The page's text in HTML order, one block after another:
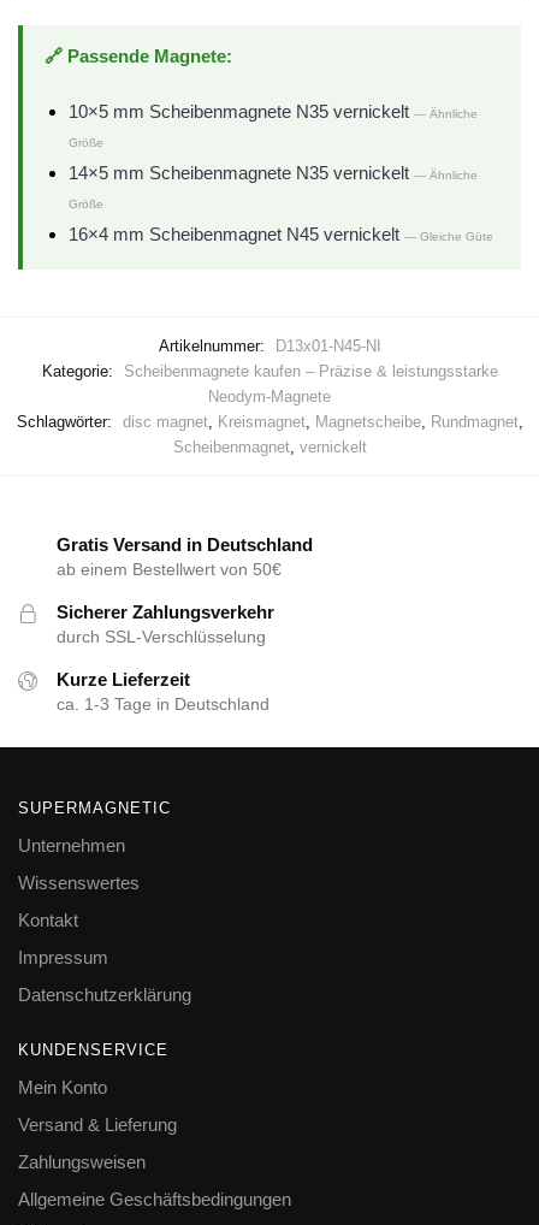
🔗 Passende Magnete:
10×5 mm Scheibenmagnete N35 vernickelt — Ähnliche
Größe
14×5 mm Scheibenmagnete N35 vernickelt — Ähnliche
Größe
16×4 mm Scheibenmagnet N45 vernickelt — Gleiche Güte
Artikelnummer:
D13x01-N45-NI
Kategorie:
Scheibenmagnete kaufen – Präzise & leistungsstarke
Neodym-Magnete
Schlagwörter:
disc magnet, Kreismagnet, Magnetscheibe, Rundmagnet,
Scheibenmagnet, vernickelt
Gratis Versand in Deutschland
ab einem Bestellwert von 50€
Sicherer Zahlungsverkehr
durch SSL-Verschlüsselung
Kurze Lieferzeit
ca. 1-3 Tage in Deutschland
SUPERMAGNETIC
Unternehmen
Wissenswertes
Kontakt
Impressum
Datenschutzerklärung
KUNDENSERVICE
Mein Konto
Versand & Lieferung
Zahlungsweisen
Allgemeine Geschäftsbedingungen